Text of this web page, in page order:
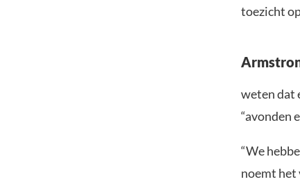
toezicht
weten dat
“avonden
“We
noemt het